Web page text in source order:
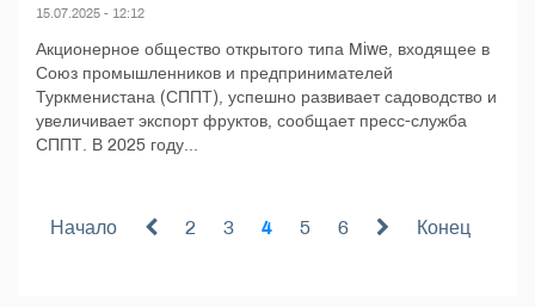
15.07.2025 - 12:12
Акционерное общество открытого типа Miwe, входящее в
Союз промышленников и предпринимателей
Туркменистана (СППТ), успешно развивает садоводство и
увеличивает экспорт фруктов, сообщает пресс-служба
СППТ. В 2025 году...
Начало 2 3 4 5 6 Конец